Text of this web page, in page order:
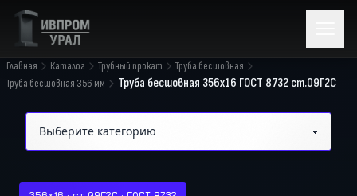
Главная Каталог Трубный прокат
Труба бесшовная
Труба бесшовная 356 мм
Труба бесшовная 356х16 ГОСТ 8732 ст.09Г2С